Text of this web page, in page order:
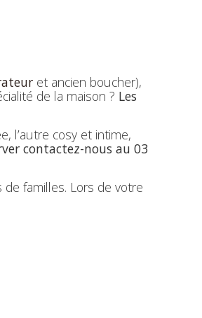
et ancien boucher),
de la maison ? Les
l’autre cosy et intime,
contactez-nous au 03
familles. Lors de votre